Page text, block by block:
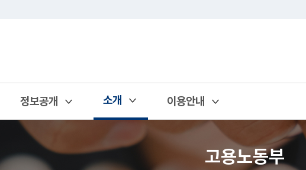
정보공개
열기
소개
열기 이용안내
열기
고용노동부